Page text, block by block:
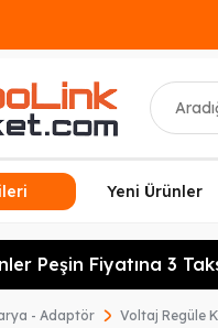
Ara
Yeni Ürünler
Peşin Fiyatına 3 Taksit
- Adaptör Voltaj Regüle